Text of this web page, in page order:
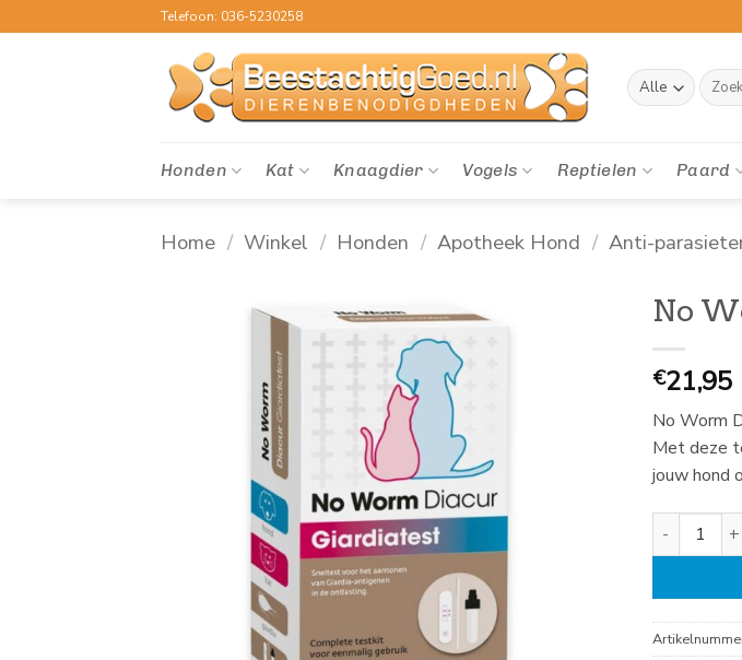
naar
Telefoon: 036-5230258
Zoeken
naar:
Honden Kat Knaagdier Vogels Reptielen Paard
Home / Winkel / Honden / Apotheek Hond / Anti-
No
€21,95
No Worm
Met deze
jouw hond
No Worm